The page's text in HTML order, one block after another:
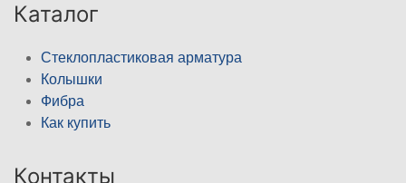
Каталог
Стеклопластиковая арматура
Колышки
Фибра
Как купить
Контакты